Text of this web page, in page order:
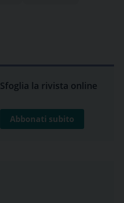
Sfoglia la rivista online
Abbonati subito